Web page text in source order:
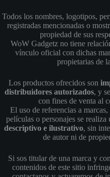
Todos los nombres, logotipos,
registradas mencionadas o
propiedad de sus
WoW Gadgetz no tiene
vínculo oficial con dichas
propietarias de
Los productos ofrecidos son
distribuidores autorizados, y
con fines de venta al
El uso de referencias a
películas o personajes se
descriptivo e ilustrativo, sin
de autor ni de
Si sos titular de una marca y
contenidos de este sitio